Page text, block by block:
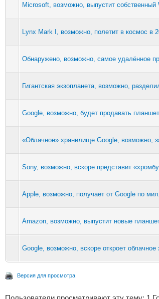
Microsoft, возможно, выпустит
Lynx Mark I, возможно, полетит в космос в
Обнаружено, возможно, самое удалённое
Гигантская экзопланета, возможно,
Google, возможно, будет продавать
«Облачное» хранилище Google, возможно,
Sony, возможно, вскоре представит
Apple, возможно, получает от Google по
Amazon, возможно, выпустит новые
Google, возможно, вскоре откроет
Версия для просмотра